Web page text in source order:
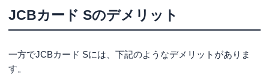
JCBカード Sのデメリット
一方でJCBカード Sには、下記のようなデメリットがありま
す。